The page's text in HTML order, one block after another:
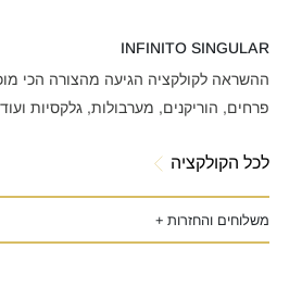
INFINITO SINGULAR
ההשראה לקולקציה הגיעה מהצורה הכי
פרחים, הוריקנים, מערבולות, גלקסיות
לכל הקולקציה
משלוחים והחזרות +